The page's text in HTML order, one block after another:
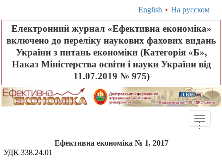
English • На русском
Електронний журнал «Ефективна економіка»
включено до переліку наукових фахових видань
України з питань економіки (Категорія «Б»,
Наказ Міністерства освіти і науки України від
11.07.2019 № 975)
Toggle
...
Ефективна економіка № 1, 2017
УДК 338.24.01